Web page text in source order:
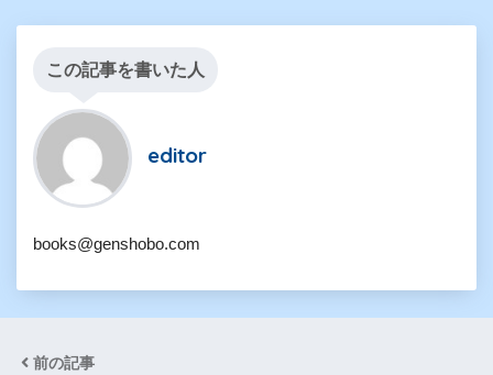
この記事を書いた人
editor
books@genshobo.com
前の記事